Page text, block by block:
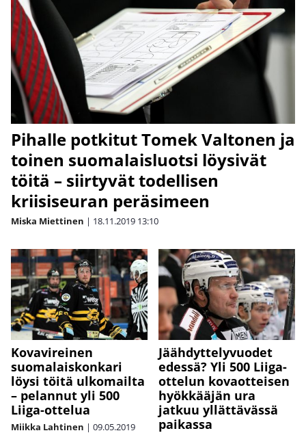
Pihalle potkitut Tomek Valtonen ja
toinen suomalaisluotsi löysivät
töitä – siirtyvät todellisen
kriisiseuran peräsimeen
Miska Miettinen | 18.11.2019 13:10
Kovavireinen
suomalaiskonkari
löysi töitä ulkomailta
– pelannut yli 500
Liiga-ottelua
Miikka Lahtinen | 09.05.2019
Jäähdyttelyvuodet
edessä? Yli 500 Liiga-
ottelun kovaotteisen
hyökkääjän ura
jatkuu yllättävässä
paikassa